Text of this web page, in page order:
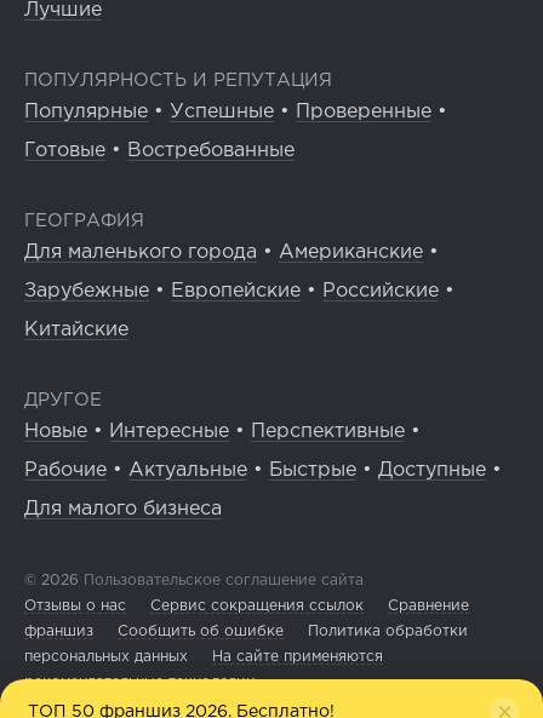
Лучшие
ПОПУЛЯРНОСТЬ И РЕПУТАЦИЯ
Популярные • Успешные • Проверенные •
Готовые • Востребованные
ГЕОГРАФИЯ
Для маленького города • Американские •
Зарубежные • Европейские • Российские •
Китайские
ДРУГОЕ
Новые • Интересные • Перспективные •
Рабочие • Актуальные • Быстрые • Доступные •
Для малого бизнеса
© 2026 Пользовательское соглашение сайта
Отзывы о нас
Сервис сокращения ссылок
Сравнение
франшиз
Сообщить об ошибке
Политика обработки
персональных данных
На сайте применяются
рекомендательные технологии
ТОП 50 франшиз 2026. Бесплатно!